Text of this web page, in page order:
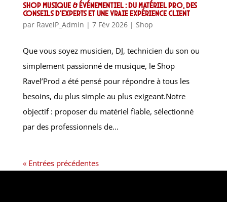
Shop musique & événementiel : du matériel pro, des
conseils d’experts et une vraie expérience client
par RavelP_Admin | 7 Fév 2026| Shop
Que vous soyez musicien, DJ, technicien du son ou
simplement passionné de musique, le Shop
Ravel’Prod a été pensé pour répondre à tous les
besoins, du plus simple au plus exigeant.Notre
objectif : proposer du matériel fiable, sélectionné
par des professionnels de...
« Entrées précédentes